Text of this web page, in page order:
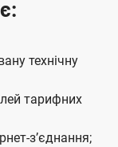
технічну
тарифних
зʼєднання;